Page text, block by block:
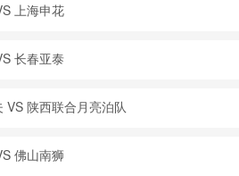
上海申花
长春亚泰
VS 陕西联合月亮泊队
佛山南狮